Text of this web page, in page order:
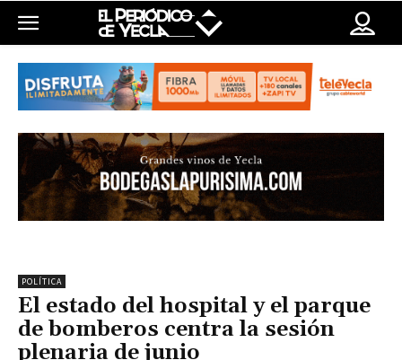
POLÍTICA
El estado del hospital y el parque
de bomberos centra la sesión
plenaria de junio